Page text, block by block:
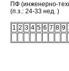
ПФ (инженерно-
(п.з.: 24-33 нед. )
1 2 3 4 5 6 7 8 9